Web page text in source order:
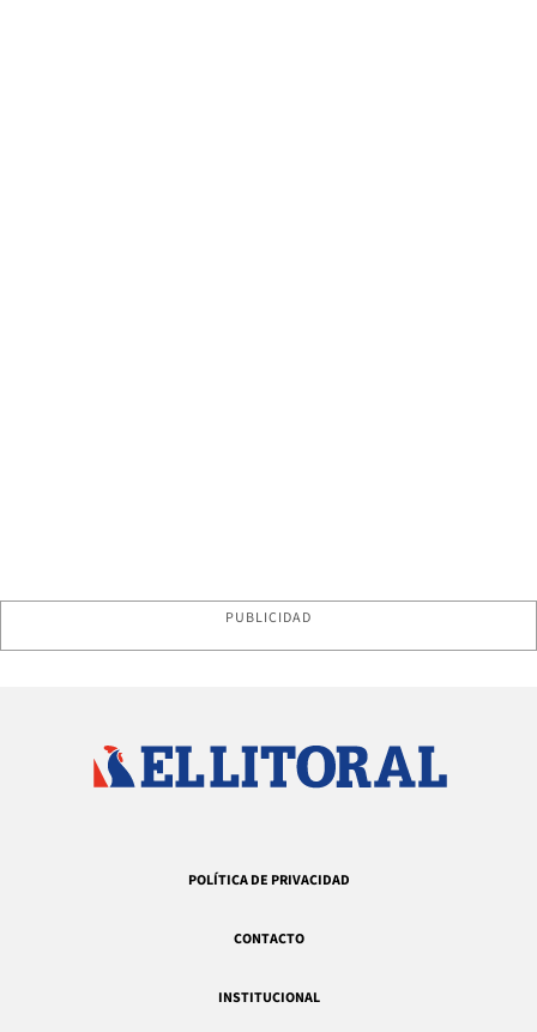
PUBLICIDAD
POLÍTICA DE PRIVACIDAD
CONTACTO
INSTITUCIONAL